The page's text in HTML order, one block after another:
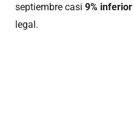
septiembre casi 9% inferior
legal.